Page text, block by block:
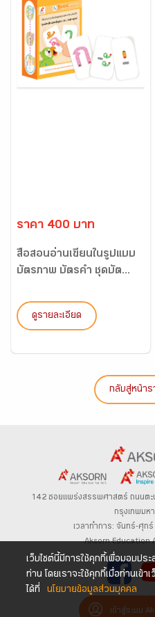
ราคา 400 บาท
สื่อสอนอ่านเขียนในรูปแบบ
บัตรภาพ บัตรคำ ชุดบัต...
ดูรายละเอียด
กลับสู่หน้าร
142 ซอยแพร่งสรรพศาสตร์ ถนนตะ
กรุงเทพมห
เวลาทำการ: จันทร์-ศุก
Aksorn Education
เข้าสู่ระบบ
เว็บไซต์นี้มีการใช้คุกกี้เพื่อมอบปร
ท่าน โดยเราจะใช้คุกกี้เมื่อท่านเข้
ได้ที่
นโยบายข้อมูลส่วนบุคคล